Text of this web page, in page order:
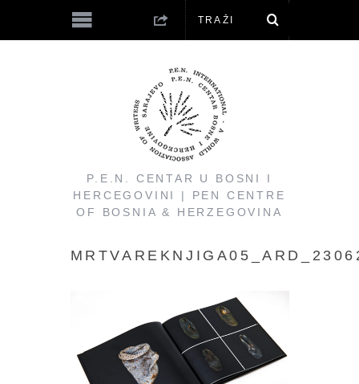
P.E.N. CENTAR U BOSNI I
HERCEGOVINI | PEN CENTRE
OF BOSNIA & HERZEGOVINA